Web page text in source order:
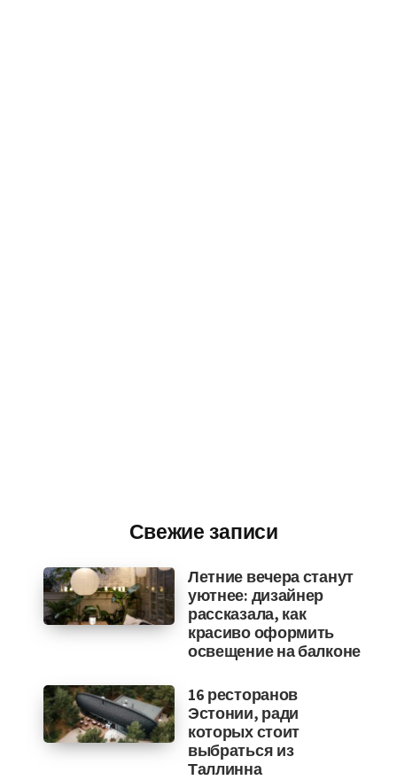
Свежие записи
Летние вечера станут
уютнее: дизайнер
рассказала, как
красиво оформить
освещение на балконе
16 ресторанов
Эстонии, ради
которых стоит
выбраться из
Таллинна